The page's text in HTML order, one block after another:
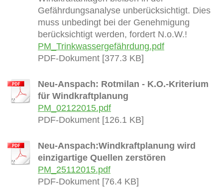
Gefährdungsanalyse unberücksichtigt. Dies
muss unbedingt bei der Genehmigung
berücksichtigt werden, fordert N.o.W.!
PM_Trinkwassergefährdung.pdf
PDF-Dokument [377.3 KB]
Neu-Anspach: Rotmilan - K.O.-Kriterium
für Windkraftplanung
PM_02122015.pdf
PDF-Dokument [126.1 KB]
Neu-Anspach:Windkraftplanung wird
einzigartige Quellen zerstören
PM_25112015.pdf
PDF-Dokument [76.4 KB]